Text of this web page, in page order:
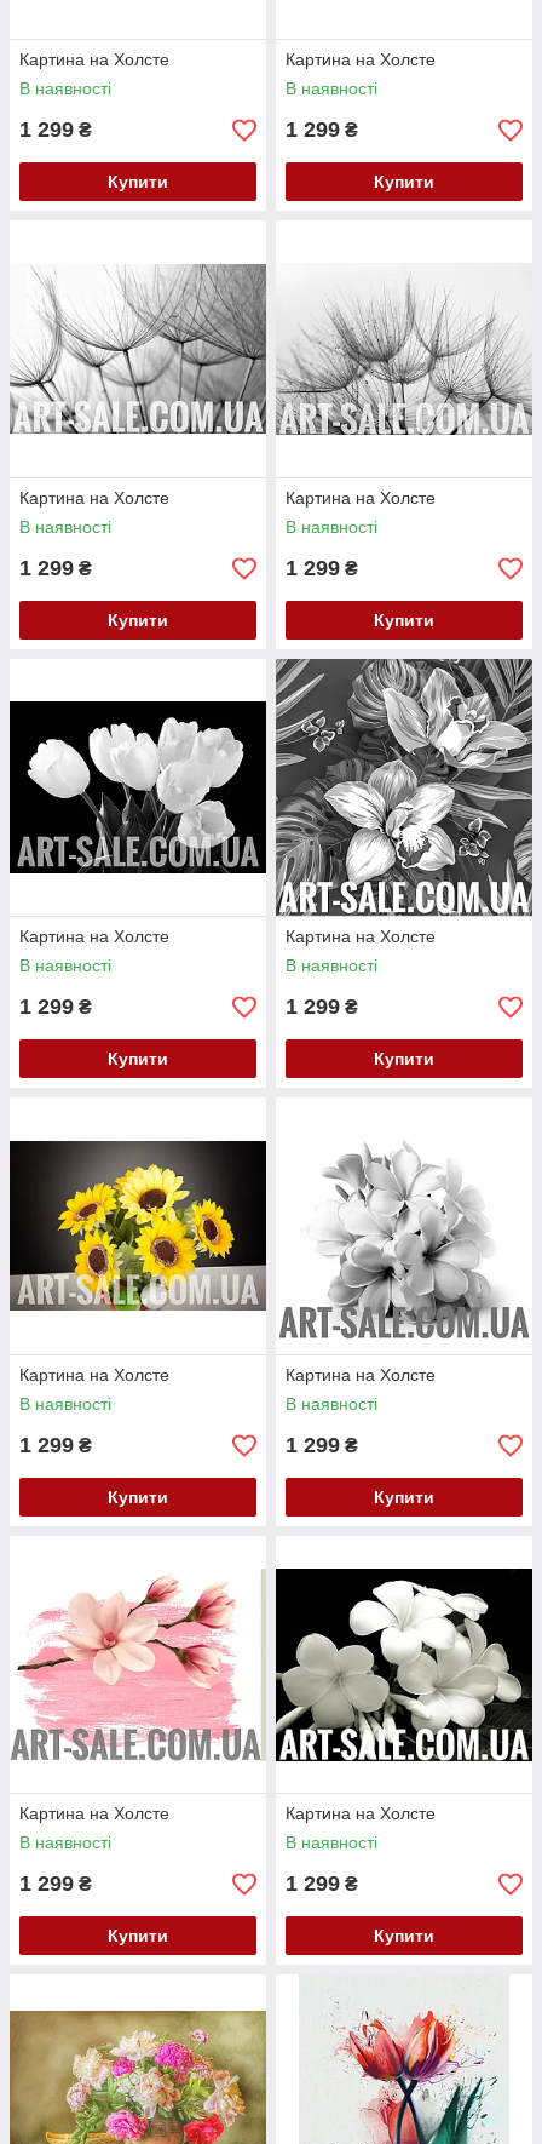
Картина на Холсте
В наявності
1 299 ₴
Купити
Картина на Холсте
В наявності
1 299 ₴
Купити
Картина на Холсте
В наявності
1 299 ₴
Купити
Картина на Холсте
В наявності
1 299 ₴
Купити
Картина на Холсте
В наявності
1 299 ₴
Купити
Картина на Холсте
В наявності
1 299 ₴
Купити
Картина на Холсте
В наявності
1 299 ₴
Купити
Картина на Холсте
В наявності
1 299 ₴
Купити
Картина на Холсте
В наявності
1 299 ₴
Купити
Картина на Холсте
В наявності
1 299 ₴
Купити